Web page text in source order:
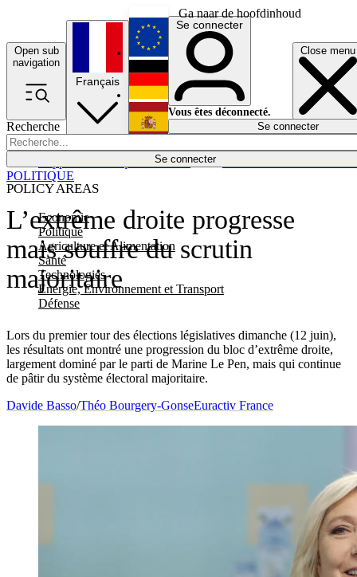
Ga naar de hoofdinhoud
Open sub
navigation
Close menu
Recherche
Se connecter
POLICY AREAS
Economie
Politique
Agriculture et Alimentation
Santé
Technologies
Energie, Environnement et Transport
Défense
Économie
Français
English
Deutsch
Español
Se connecter
Vous êtes déconnecté.
Se connecter
L’extrême droite progresse
mais souffre du scrutin
majoritaire
Lors du premier tour des élections législatives dimanche (12 juin),
les résultats ont montré une progression du bloc d’extrême droite,
largement dominé par le parti de Marine Le Pen, mais qui continue
de pâtir du système électoral majoritaire.
POLITIQUE
Davide Basso/Théo Bourgery-GonseEuractiv France